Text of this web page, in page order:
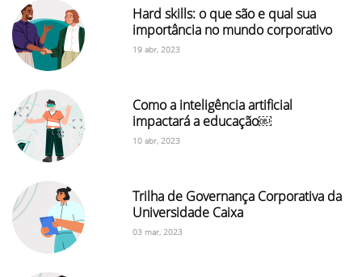
Hard skills: o que são e qual sua
importância no mundo corporativo
19 abr, 2023
Como a inteligência artificial
impactará a educação￼
10 abr, 2023
Trilha de Governança Corporativa da
Universidade Caixa
03 mar, 2023